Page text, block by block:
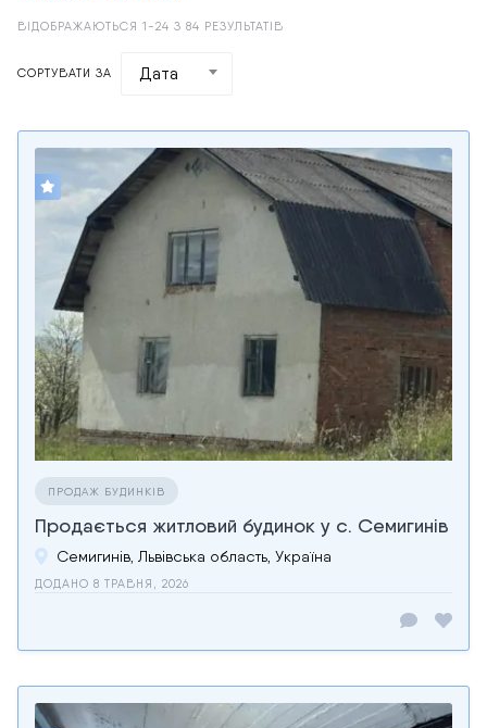
ВІДОБРАЖАЮТЬСЯ 1-24 З 84 РЕЗУЛЬТАТІВ
СОРТУВАТИ ЗА Дата
ПРОДАЖ БУДИНКІВ
Продається житловий будинок у с. Семигинів
Семигинів, Львівська область, Україна
ДОДАНО 8 ТРАВНЯ, 2026